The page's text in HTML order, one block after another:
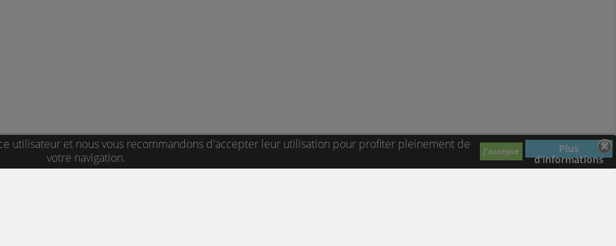
utilisateur et nous vous recommandons d'accepter leur utilisation pour profiter pleinement de
votre navigation.
J'accepte
Plus
d'informations